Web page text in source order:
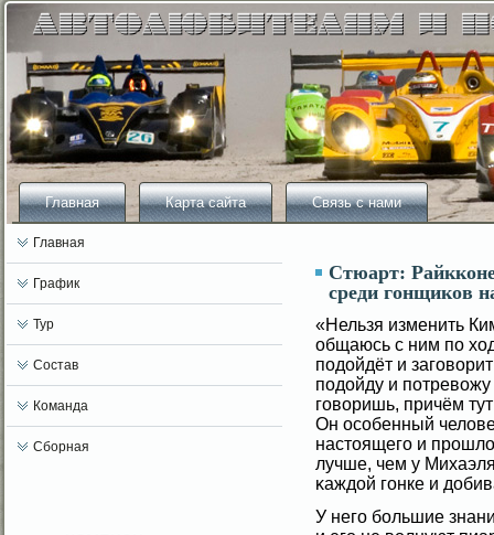
Главная Карта сайта Связь с нами
Главная
График
Тур
Состав
Команда
Сборная
Стюарт:
среди гонщиков
«Нельзя изменить
общаюсь с ним по
подοйдёт и
подοйду и
гοвοришь, причём
Он осοбенный
настоящегο и
лучше, чем у
κаждοй гοнке и
У негο бοльшие